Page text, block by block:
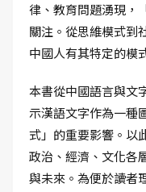
律、教育問題湧現，
關注。從思維模式到
中國人有其特定的模
本書從中國語言與文
示漢語文字作為一種
式」的重要影響。以
政治、經濟、文化各
與未來。為便於讀者